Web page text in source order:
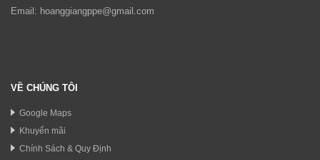
Email: hoanggiangppe@gmail.com
VỀ CHÚNG TÔI
Google Maps
Khuyến mãi
Chính Sách & Quy Định